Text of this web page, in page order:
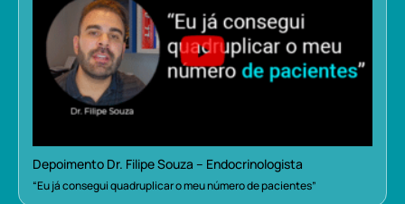
Depoimento Dr. Filipe Souza – Endocrinologista
“Eu já consegui quadruplicar o meu número de pacientes”